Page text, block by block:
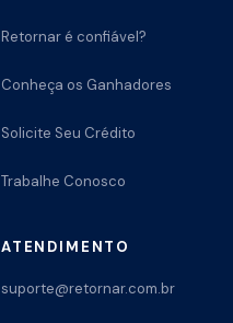
Retornar é confiável?
Conheça os Ganhadores
Solicite Seu Crédito
Trabalhe Conosco
ATENDIMENTO
suporte@retornar.com.br